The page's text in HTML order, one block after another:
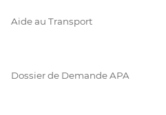
Aide au Transport
Dossier de Demande APA